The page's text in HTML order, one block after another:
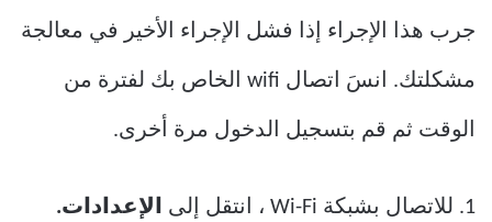
جرب هذا الإجراء إذا فشل الإجراء الأخير في معالجة
مشكلتك. انسَ اتصال wifi الخاص بك لفترة من
الوقت ثم قم بتسجيل الدخول مرة أخرى.
1. للاتصال بشبكة Wi-Fi ، انتقل إلى الإعدادات.